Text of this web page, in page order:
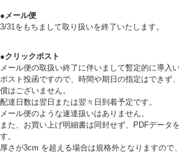
●メール便
3/31をもちまして取り扱いを終了いたします。
●クリックポスト
メール便の取扱い終了に伴いまして暫定的に導入い
ポスト投函ですので、時間や期日の指定はできず
償はございません。
配達日数は翌日または翌々日到着予定です。
メール便のような速達扱いはありません。
また、お買い上げ明細書は同封せず、PDFデータ
す。
厚さが3cm を超える場合は規格外となりますので